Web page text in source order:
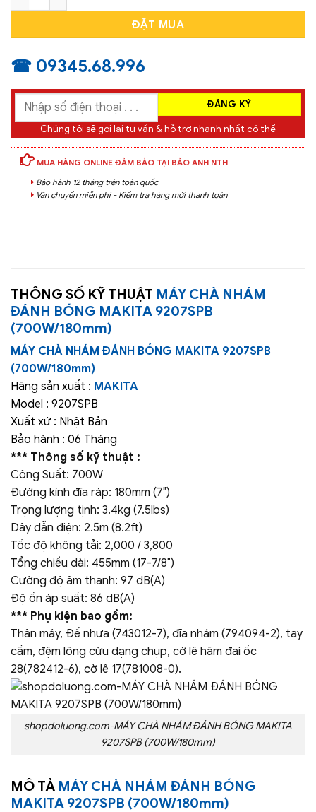
ĐẶT MUA
☎ 09345.68.996
Chúng tôi sẽ gọi lại tư vấn & hỗ trợ nhanh nhất có thể
MUA HÀNG ONLINE ĐẢM BẢO TẠI BẢO ANH NTH
Bảo hành 12 tháng trên toàn quốc
Vận chuyển miễn phí - Kiểm tra hàng mới thanh toán
THÔNG SỐ KỸ THUẬT MÁY CHÀ NHÁM
ĐÁNH BÓNG MAKITA 9207SPB
(700W/180mm)
MÁY CHÀ NHÁM ĐÁNH BÓNG MAKITA 9207SPB
(700W/180mm)
Hãng sản xuất : MAKITA
Model : 9207SPB
Xuất xứ : Nhật Bản
Bảo hành : 06 Tháng
*** Thông số kỹ thuật :
Công Suất: 700W
Đường kính đĩa ráp: 180mm (7″)
Trọng lượng tịnh: 3.4kg (7.5lbs)
Dây dẫn điện: 2.5m (8.2ft)
Tốc độ không tải: 2,000 / 3,800
Tổng chiều dài: 455mm (17-7/8″)
Cường độ âm thanh: 97 dB(A)
Độ ồn áp suất: 86 dB(A)
*** Phụ kiện bao gồm:
Thân máy, Đế nhựa (743012-7), đĩa nhám (794094-2), tay
cầm, đệm lông cừu dạng chụp, cờ lê hãm đai ốc
28(782412-6), cờ lê 17(781008-0).
shopdoluong.com-MÁY CHÀ NHÁM ĐÁNH BÓNG MAKITA
9207SPB (700W/180mm)
MÔ TẢ MÁY CHÀ NHÁM ĐÁNH BÓNG
MAKITA 9207SPB (700W/180mm)